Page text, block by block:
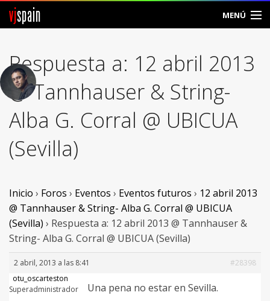
vjspain MENÚ
Foros
Noticias
Vjspain
Ayuda
Contacto
Entrar
Crear Cuenta
Respuesta a: 12 abril 2013
@ Tannhauser & String-
Alba G. Corral @ UBICUA
(Sevilla)
Inicio › Foros › Eventos › Eventos futuros › 12 abril 2013
@ Tannhauser & String- Alba G. Corral @ UBICUA
(Sevilla) › Respuesta a: 12 abril 2013 @ Tannhauser &
String- Alba G. Corral @ UBICUA (Sevilla)
2 abril, 2013 a las 8:41
#28398
otu_oscarteston
Superadministrador
Una pena no estar en Sevilla.